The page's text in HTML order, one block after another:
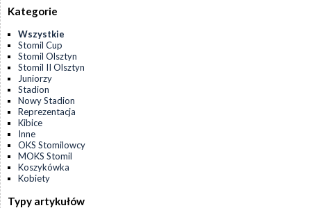
Kategorie
Wszystkie
Stomil Cup
Stomil Olsztyn
Stomil II Olsztyn
Juniorzy
Stadion
Nowy Stadion
Reprezentacja
Kibice
Inne
OKS Stomilowcy
MOKS Stomil
Koszykówka
Kobiety
Typy artykułów